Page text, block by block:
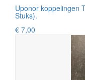
Uponor koppelingen
Stuks).
€ 7,00